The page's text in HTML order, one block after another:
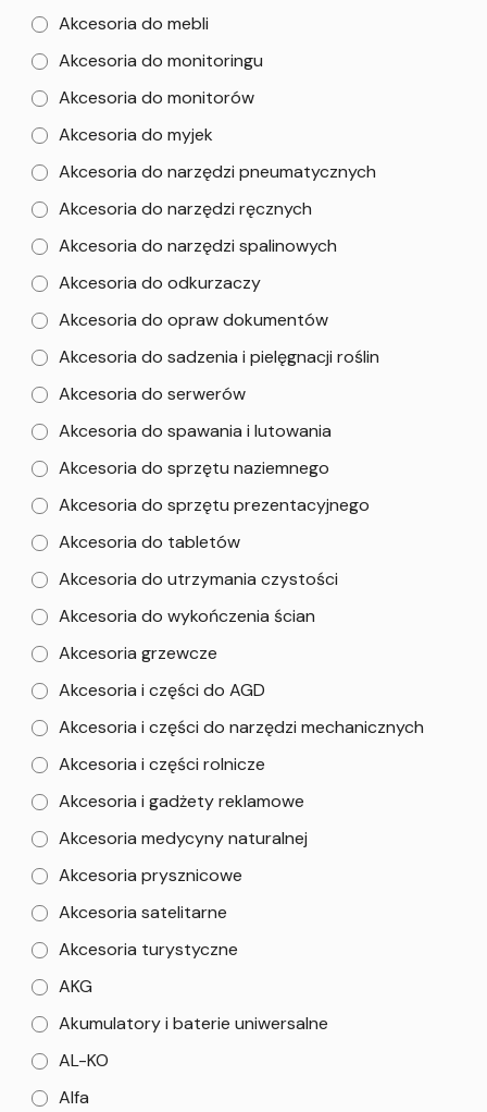
Akcesoria do mebli
Akcesoria do monitoringu
Akcesoria do monitorów
Akcesoria do myjek
Akcesoria do narzędzi pneumatycznych
Akcesoria do narzędzi ręcznych
Akcesoria do narzędzi spalinowych
Akcesoria do odkurzaczy
Akcesoria do opraw dokumentów
Akcesoria do sadzenia i pielęgnacji roślin
Akcesoria do serwerów
Akcesoria do spawania i lutowania
Akcesoria do sprzętu naziemnego
Akcesoria do sprzętu prezentacyjnego
Akcesoria do tabletów
Akcesoria do utrzymania czystości
Akcesoria do wykończenia ścian
Akcesoria grzewcze
Akcesoria i części do AGD
Akcesoria i części do narzędzi mechanicznych
Akcesoria i części rolnicze
Akcesoria i gadżety reklamowe
Akcesoria medycyny naturalnej
Akcesoria prysznicowe
Akcesoria satelitarne
Akcesoria turystyczne
AKG
Akumulatory i baterie uniwersalne
AL-KO
Alfa